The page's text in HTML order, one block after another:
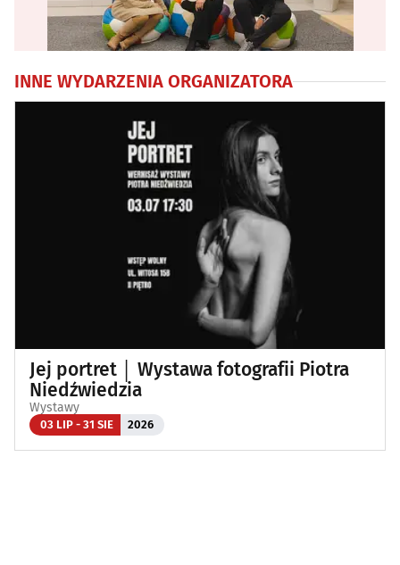
INNE WYDARZENIA ORGANIZATORA
Jej portret │ Wystawa fotografii Piotra
Niedźwiedzia
Wystawy
03 LIP - 31 SIE 2026